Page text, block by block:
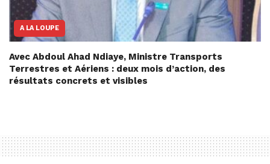
A LA LOUPE
Avec Abdoul Ahad Ndiaye, Ministre Transports
Terrestres et Aériens : deux mois d’action, des
résultats concrets et visibles